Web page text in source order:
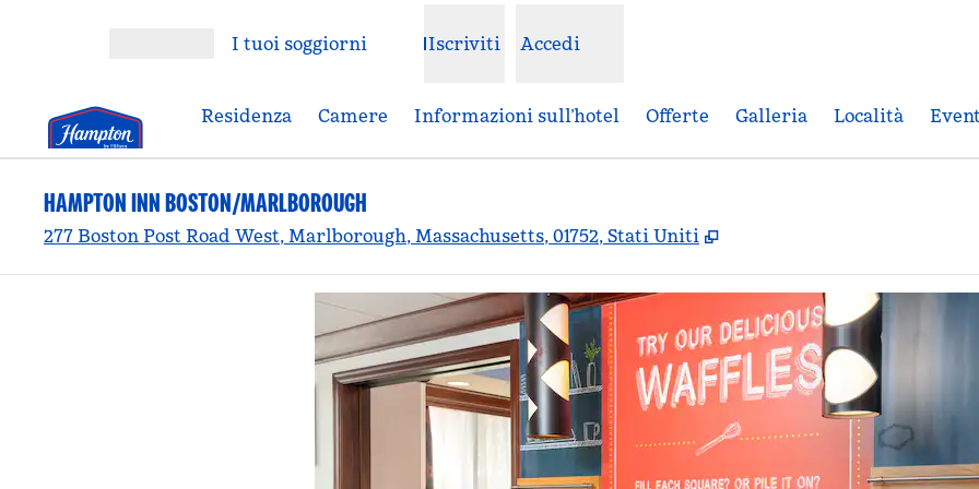
I tuoi soggiorni Iscriviti Accedi
Residenza Camere Informazioni sull’hotel Offerte Galleria Località
HAMPTON INN BOSTON/MARLBOROUGH
277 Boston Post Road West, Marlborough, Massachusetts, 01752, Stati Uniti ,